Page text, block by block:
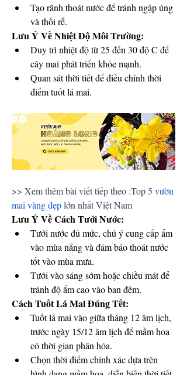
Tạo rãnh thoát nước để tránh ngập úng
và thối rễ.
Lưu Ý Về Nhiệt Độ Môi Trường:
Duy trì nhiệt độ từ 25 đến 30 độ C để
cây mai phát triển khỏe mạnh.
Quan sát thời tiết để điều chỉnh thời
điểm tuốt lá mai.
>> Xem thêm bài viết tiếp theo :Top 5 vườn
mai vàng đẹp lớn nhất Việt Nam
Lưu Ý Về Cách Tưới Nước:
Tưới nước đủ mức, chú ý cung cấp ẩm
vào mùa nắng và đảm bảo thoát nước
tốt vào mùa mưa.
Tưới vào sáng sớm hoặc chiều mát để
tránh độ ẩm cao vào ban đêm.
Cách Tuốt Lá Mai Đúng Tết:
Tuốt lá mai vào giữa tháng 12 âm lịch,
trước ngày 15/12 âm lịch để mầm hoa
có thời gian phân hóa.
Chọn thời điểm chính xác dựa trên